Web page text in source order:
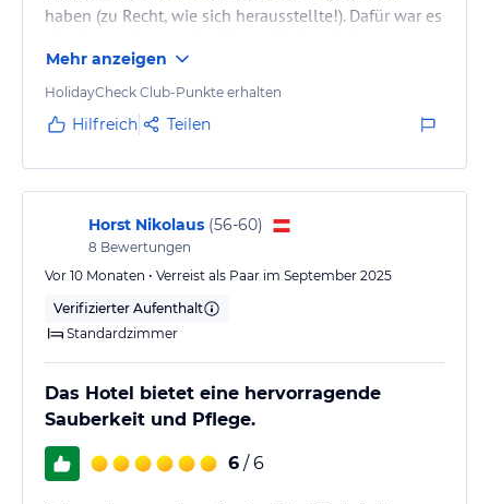
haben (zu Recht, wie sich herausstellte!). Dafür war es
erreichbar, gute Parkmöglichkeit, schnelle und
unkomplizierte Anbindung an den Flughafen.
Für zukünftige Besuche in Stuttgart werden wir es
aber mit dem ÖPNV gut angebunden, so dass es sich
sowohl für City-Trips als auch für…
Mehr anzeigen
HolidayCheck Club-Punkte erhalten
Hilfreich Teilen
Horst Nikolaus (56-60)
8 Bewertungen
Vor 10 Monaten • Verreist als Paar im September 2025
Verifizierter Aufenthalt
Standardzimmer
Das Hotel bietet eine hervorragende
Sauberkeit und Pflege.
6 / 6